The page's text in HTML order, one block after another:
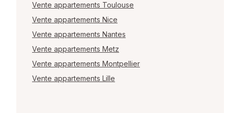
Vente appartements Toulouse
Vente appartements Nice
Vente appartements Nantes
Vente appartements Metz
Vente appartements Montpellier
Vente appartements Lille